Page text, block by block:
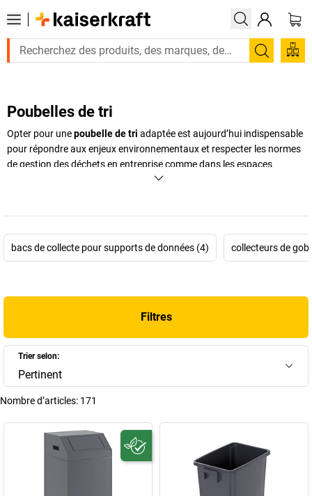
Poubelles de tri
Opter pour unepoubelle de tri adaptée est aujourd’hui indispensable
pour répondre aux enjeux environnementaux et respecter les normes
de gestion des déchets en entreprise comme dans les espaces
publics. Que vous ayez besoin d’unbac de tri
biodéchets, grâce à des systèmes pratiques et robustes. Qu’il
bacs de collecte pour supports de données (4) collecteurs de
Filtres
Trier selon:
Pertinent
Nombre d’articles: 171